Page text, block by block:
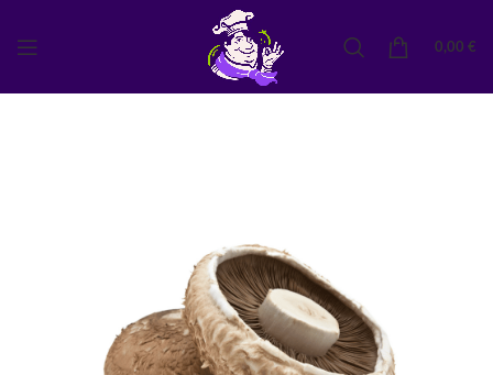
0,00 €